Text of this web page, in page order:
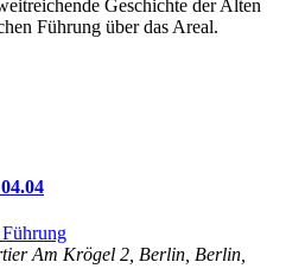
Geschichte der Alten
Führung über das Areal.
Am Krögel 2, Berlin, Berlin,